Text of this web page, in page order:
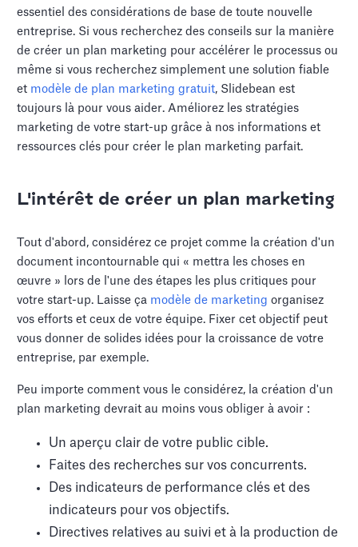
essentiel des considérations de base de toute nouvelle
entreprise. Si vous recherchez des conseils sur la manière
de créer un plan marketing pour accélérer le processus ou
même si vous recherchez simplement une solution fiable
et modèle de plan marketing gratuit, Slidebean est
toujours là pour vous aider. Améliorez les stratégies
marketing de votre start-up grâce à nos informations et
ressources clés pour créer le plan marketing parfait.
L'intérêt de créer un plan marketing
Tout d'abord, considérez ce projet comme la création d'un
document incontournable qui « mettra les choses en
œuvre » lors de l'une des étapes les plus critiques pour
votre start-up. Laisse ça modèle de marketing organisez
vos efforts et ceux de votre équipe. Fixer cet objectif peut
vous donner de solides idées pour la croissance de votre
entreprise, par exemple.
Peu importe comment vous le considérez, la création d'un
plan marketing devrait au moins vous obliger à avoir :
Un aperçu clair de votre public cible.
Faites des recherches sur vos concurrents.
Des indicateurs de performance clés et des
indicateurs pour vos objectifs.
Directives relatives au suivi et à la production de